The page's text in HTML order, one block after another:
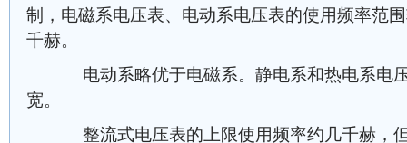
制，电磁系电压表、电动系电压表的使用频率范
千赫。
电动系略优于电磁系。静电系和热电系电压
宽。
整流式电压表的上限使用频率约几千赫，但